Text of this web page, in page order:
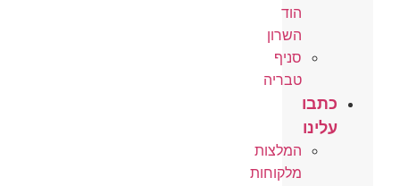
הוד
השרון
סניף
טבריה
כתבו
עלינו
המלצות
מלקוחות